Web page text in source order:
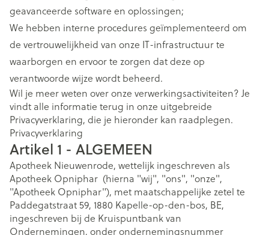
geavanceerde software en oplossingen;
We hebben interne procedures geïmplementeerd om
de vertrouwelijkheid van onze IT-infrastructuur te
waarborgen en ervoor te zorgen dat deze op
verantwoorde wijze wordt beheerd.
Wil je meer weten over onze verwerkingsactiviteiten? Je
vindt alle informatie terug in onze uitgebreide
Privacyverklaring, die je hieronder kan raadplegen.
Privacyverklaring
Artikel 1 - ALGEMEEN
Apotheek Nieuwenrode, wettelijk ingeschreven als
Apotheek Opniphar (hierna "wij", "ons", "onze",
"Apotheek Opniphar"), met maatschappelijke zetel te
Paddegatstraat 59, 1880 Kapelle-op-den-bos, BE,
ingeschreven bij de Kruispuntbank van
Ondernemingen, onder ondernemingsnummer